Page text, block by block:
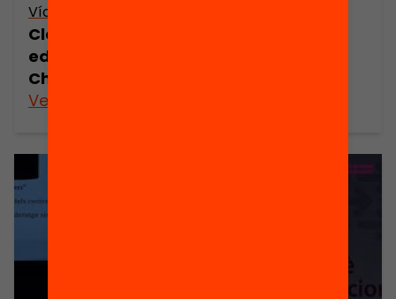
Vídeo
Claus per millorar la inspecció
educativa a Catalunya – Xavier
Chavarria
Veure’n més